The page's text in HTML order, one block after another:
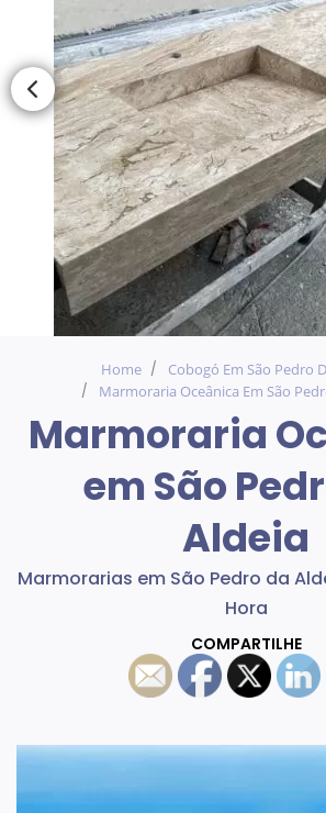
Home
Cobogó Em São Pedro
Marmoraria Oceânica Em São
Marmoraria
em São
Aldeia
Marmorarias em São Pedro da
Hora
COMPARTILHE